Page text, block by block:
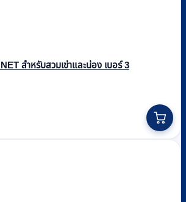
สำหรับสวมเข่าและน่อง เบอร์ 3